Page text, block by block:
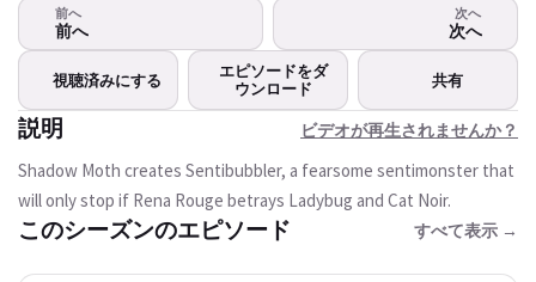
ビデオが再生されませんか？
この動画は現在ご利用いただけま
前へ
前へ
次へ
次へ
視聴済みにする
エピソードをダ
ウンロード
共有
説明 ビデオが再生されませんか？
Shadow Moth creates Sentibubbler, a fearsome sentimonster that
will only stop if Rena Rouge betrays Ladybug and Cat Noir.
このシーズンのエピソード すべて表示 →